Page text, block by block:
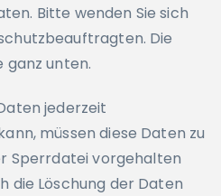
Bitte wenden Sie sich
Die
ganz unten.
jederzeit
müssen diese Daten zu
Sperrdatei vorgehalten
die Löschung der Daten